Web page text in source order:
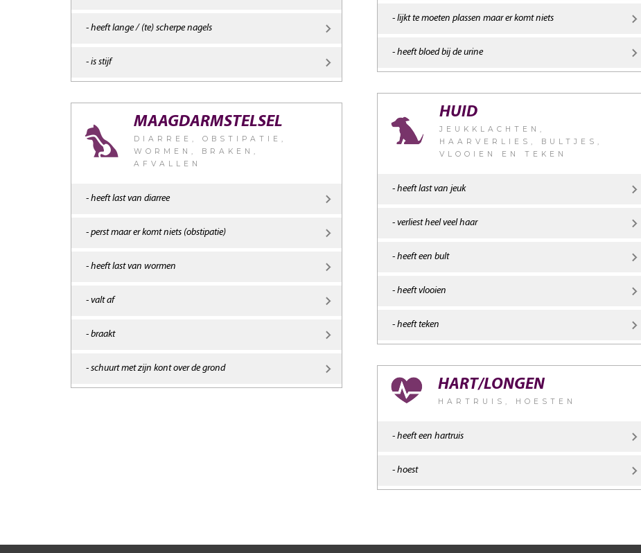
- heeft lange / (te) scherpe nagels
- is stijf
MAAGDARMSTELSEL
DIARREE, OBSTIPATIE,
WORMEN, BRAKEN,
AFVALLEN
- heeft last van diarree
- perst maar er komt niets (obstipatie)
- heeft last van wormen
- valt af
- braakt
- schuurt met zijn kont over de grond
- lijkt te moeten plassen maar er komt niets
- heeft bloed bij de urine
HUID
JEUKKLACHTEN,
HAARVERLIES, BULTJES,
VLOOIEN EN TEKEN
- heeft last van jeuk
- verliest heel veel haar
- heeft een bult
- heeft vlooien
- heeft teken
HART/LONGEN
HARTRUIS, HOESTEN
- heeft een hartruis
- hoest